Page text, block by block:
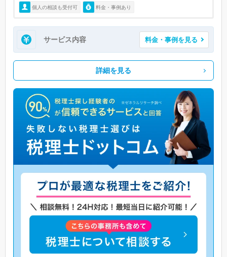
個人の相談も受付可 料金・事例あり
サービス内容 料金・事例を見る
詳細を見る